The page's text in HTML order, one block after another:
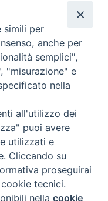
Preferenze Cookie
simili per
anche per
semplici",
"misurazione" e
nella
all'utilizzo dei
puoi avere
utilizzati e
Cliccando su
proseguirai
tecnici.
nellacookie